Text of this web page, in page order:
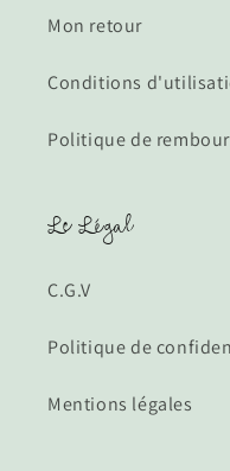
Mon retour
Conditions
Politique de
Le Légal
C.G.V
Politique de
Mentions légales